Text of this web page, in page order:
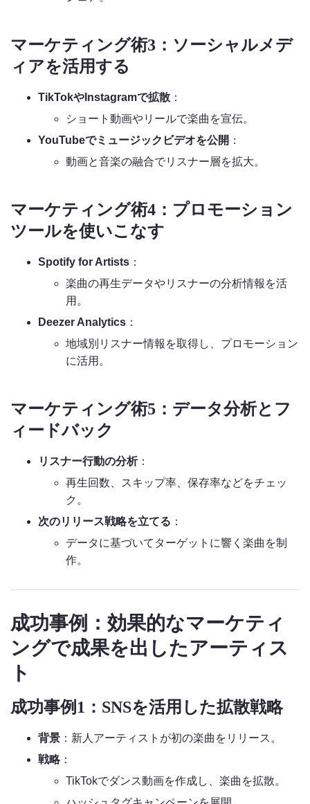
マーケティング術3：ソーシャルメデ
ィアを活用する
TikTokやInstagramで拡散 ：
ショート動画やリールで楽曲を宣伝。
YouTubeでミュージックビデオを公開 ：
動画と音楽の融合でリスナー層を拡大。
マーケティング術4：プロモーション
ツールを使いこなす
Spotify for Artists ：
楽曲の再生データやリスナーの分析情報を活
用。
Deezer Analytics ：
地域別リスナー情報を取得し、プロモーション
に活用。
マーケティング術5：データ分析とフ
ィードバック
リスナー行動の分析：
再生回数、スキップ率、保存率などをチェッ
ク。
次のリリース戦略を立てる ：
データに基づいてターゲットに響く楽曲を制
作。
成功事例：効果的なマーケティ
ングで成果を出したアーティス
ト
成功事例1：SNSを活用した拡散戦略
背景 ：新人アーティストが初の楽曲をリリース。
戦略：
TikTokでダンス動画を作成し、楽曲を拡散。